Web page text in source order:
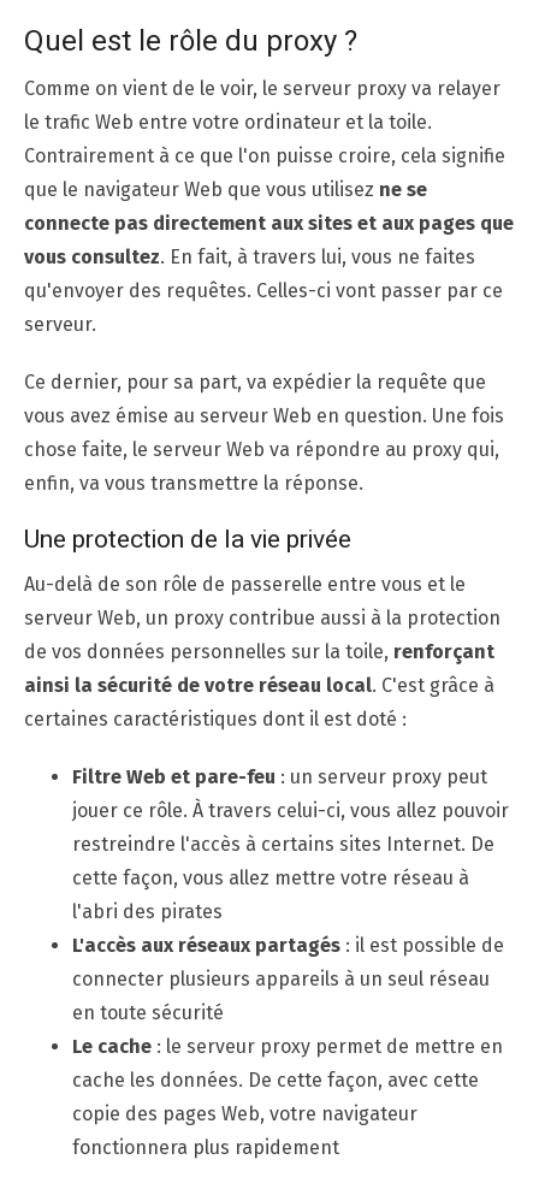
Quel est le rôle du proxy ?
Comme on vient de le voir, le serveur proxy va relayer
le trafic Web entre votre ordinateur et la toile.
Contrairement à ce que l'on puisse croire, cela signifie
que le navigateur Web que vous utilisez ne se
connecte pas directement aux sites et aux pages que
vous consultez. En fait, à travers lui, vous ne faites
qu'envoyer des requêtes. Celles-ci vont passer par ce
serveur.
Ce dernier, pour sa part, va expédier la requête que
vous avez émise au serveur Web en question. Une fois
chose faite, le serveur Web va répondre au proxy qui,
enfin, va vous transmettre la réponse.
Une protection de la vie privée
Au-delà de son rôle de passerelle entre vous et le
serveur Web, un proxy contribue aussi à la protection
de vos données personnelles sur la toile, renforçant
ainsi la sécurité de votre réseau local. C'est grâce à
certaines caractéristiques dont il est doté :
Filtre Web et pare-feu : un serveur proxy peut
jouer ce rôle. À travers celui-ci, vous allez pouvoir
restreindre l'accès à certains sites Internet. De
cette façon, vous allez mettre votre réseau à
l'abri des pirates
L'accès aux réseaux partagés : il est possible de
connecter plusieurs appareils à un seul réseau
en toute sécurité
Le cache : le serveur proxy permet de mettre en
cache les données. De cette façon, avec cette
copie des pages Web, votre navigateur
fonctionnera plus rapidement